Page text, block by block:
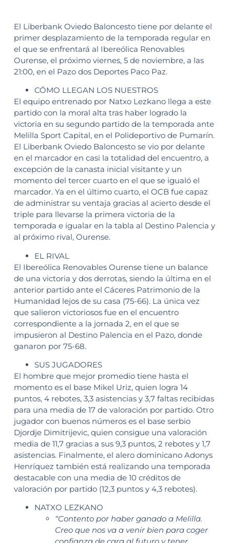
El Liberbank Oviedo Baloncesto tiene por delante el
primer desplazamiento de la temporada regular en
el que se enfrentará al Ibereólica Renovables
Ourense, el próximo viernes, 5 de noviembre, a las
21:00, en el Pazo dos Deportes Paco Paz.
CÓMO LLEGAN LOS NUESTROS
El equipo entrenado por Natxo Lezkano llega a este
partido con la moral alta tras haber logrado la
victoria en su segundo partido de la temporada ante
Melilla Sport Capital, en el Polideportivo de Pumarín.
El Liberbank Oviedo Baloncesto se vio por delante
en el marcador en casi la totalidad del encuentro, a
excepción de la canasta inicial visitante y un
momento del tercer cuarto en el que se igualó el
marcador. Ya en el último cuarto, el OCB fue capaz
de administrar su ventaja gracias al acierto desde el
triple para llevarse la primera victoria de la
temporada e igualar en la tabla al Destino Palencia y
al próximo rival, Ourense.
EL RIVAL
El Ibereólica Renovables Ourense tiene un balance
de una victoria y dos derrotas, siendo la última en el
anterior partido ante el Cáceres Patrimonio de la
Humanidad lejos de su casa (75-66). La única vez
que salieron victoriosos fue en el encuentro
correspondiente a la jornada 2, en el que se
impusieron al Destino Palencia en el Pazo, donde
ganaron por 75-68.
SUS JUGADORES
El hombre que mejor promedio tiene hasta el
momento es el base Mikel Uriz, quien logra 14
puntos, 4 rebotes, 3,3 asistencias y 3,7 faltas recibidas
para una media de 17 de valoración por partido. Otro
jugador con buenos números es el base serbio
Djordje Dimitrijevic, quien consigue una valoración
media de 11,7 gracias a sus 9,3 puntos, 2 rebotes y 1,7
asistencias. Finalmente, el alero dominicano Adonys
Henríquez también está realizando una temporada
destacable con una media de 10 créditos de
valoración por partido (12,3 puntos y 4,3 rebotes).
NATXO LEZKANO
“Contento por haber ganado a Melilla.
Creo que nos va a venir bien para coger